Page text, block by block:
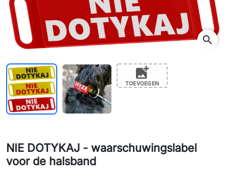
search
add_photo_alternate
TOEVOEGEN
NIE DOTYKAJ - waarschuwingslabel
voor de halsband